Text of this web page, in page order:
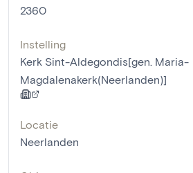
2360
Instelling
Kerk Sint-Aldegondis[gen. Maria-
Magdalenakerk(Neerlanden)]
Locatie
Neerlanden